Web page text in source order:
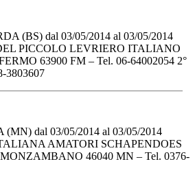
(BS) dal 03/05/2014 al 03/05/2014
PICCOLO LEVRIERO ITALIANO
63900 FM – Tel. 06-64002054 2°
3803607
dal 03/05/2014 al 03/05/2014
AMATORI SCHAPENDOES
46040 MN – Tel. 0376-